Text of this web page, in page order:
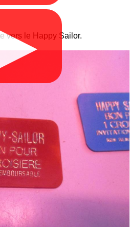
vers le Happy Sailor.